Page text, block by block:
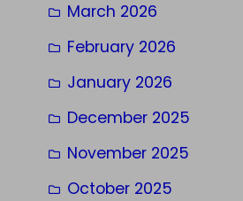
March 2026
February 2026
January 2026
December 2025
November 2025
October 2025